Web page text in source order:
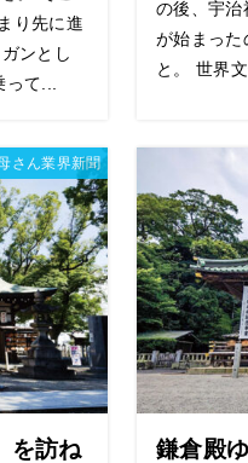
り先に進
ンとし
って...
の後、宇治
が始まった
と。 世界
さん業界新聞
を訪ね
鎌倉殿